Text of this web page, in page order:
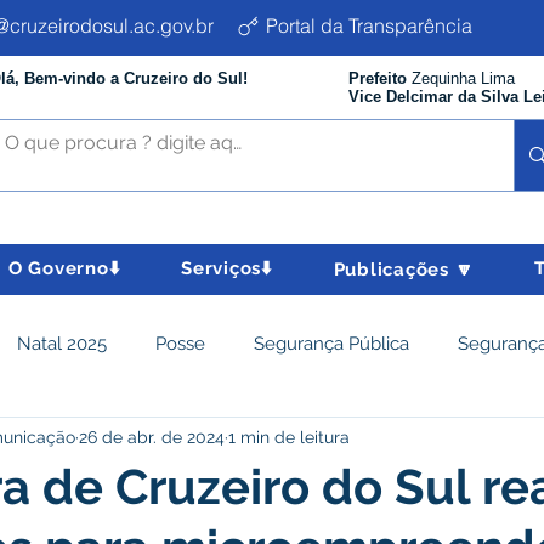
Portal da Transparência
Bem-vindo a Cruzeiro do Sul! Prefeito Zequinha Lima
Vice Delcimar da Silva
O Governo⬇️ Serviços⬇️ Publicações 🔽
Natal 2025 Posse Segurança Pública
Social e Cidadania Parcerias
e turismo Tributos Departamento de Limpeza
de Cruzeiro do Sul
26 de abr. de 20241 min de leitura